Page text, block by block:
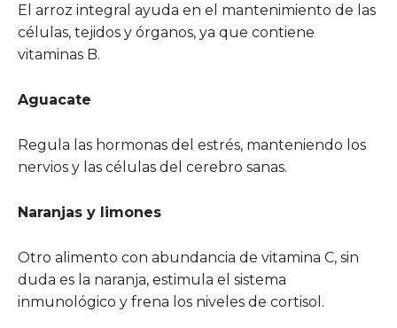
El arroz integral ayuda en el mantenimiento de las
células, tejidos y órganos, ya que contiene
vitaminas B.
Aguacate
Regula las hormonas del estrés, manteniendo los
nervios y las células del cerebro sanas.
Naranjas y limones
Otro alimento con abundancia de vitamina C, sin
duda es la naranja, estimula el sistema
inmunológico y frena los niveles de cortisol.